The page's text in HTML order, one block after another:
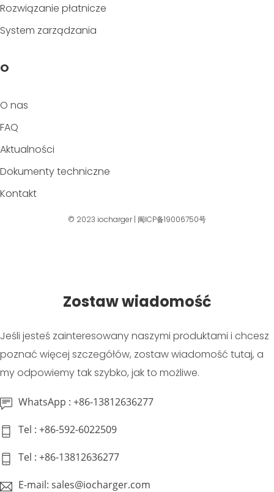
Rozwiązanie płatnicze
System zarządzania
O
O nas
FAQ
Aktualności
Dokumenty techniczne
Kontakt
© 2023 iocharger| 闽ICP备19006750号
Zostaw wiadomość
Jeśli jesteś zainteresowany naszymi produktami i chcesz
poznać więcej szczegółów, zostaw wiadomość tutaj, a
my odpowiemy tak szybko, jak to możliwe.
WhatsApp : +86-13812636277
Tel : +86-592-6022509
Tel : +86-13812636277
E-mail: sales@iocharger.com